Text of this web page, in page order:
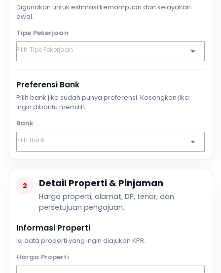
Digunakan untuk estimasi kemampuan dan kelayakan
awal.
Tipe Pekerjaan
Preferensi Bank
Pilih bank jika sudah punya preferensi. Kosongkan jika
ingin dibantu memilih.
Bank
2 Detail Properti & Pinjaman
Harga properti, alamat, DP, tenor, dan
persetujuan pengajuan.
Informasi Properti
Isi data properti yang ingin diajukan KPR.
Harga Properti